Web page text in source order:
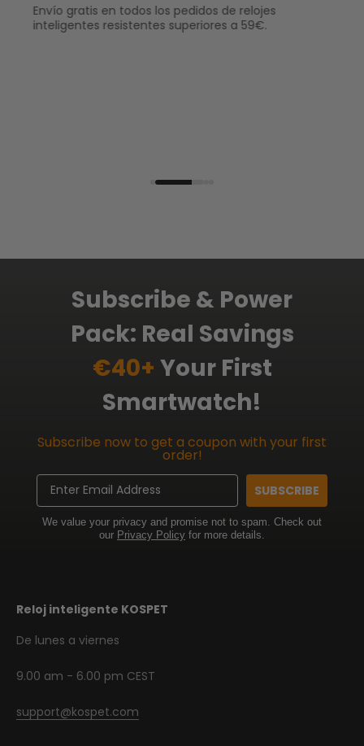
Envío gratis en todos los pedidos de relojes
inteligentes resistentes superiores a 59€.
Subscribe & Power
Pack: Real Savings
€40+ Your First
Smartwatch!
Subscribe now to get a coupon with your first
order!
Email
SUBSCRIBE
We value your privacy and promise not to spam. Check out
our Privacy Policy for more details.
Reloj inteligente KOSPET
De lunes a viernes
9.00 am - 6.00 pm CEST
support@kospet.com